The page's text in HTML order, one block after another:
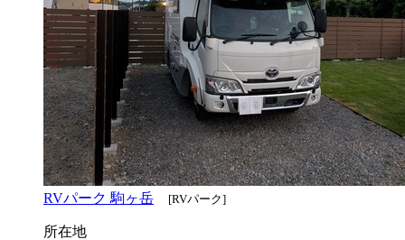
RVパーク 駒ヶ岳 [RVパーク]
所在地